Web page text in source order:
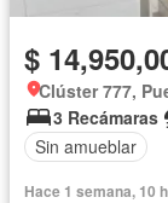
$
Clúster 777,
3 Recámaras
Sin amueblar
Hace 1 semana, 10